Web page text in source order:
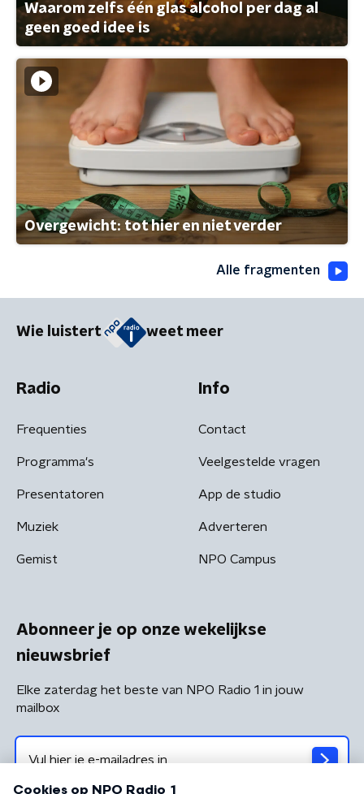
Waarom zelfs één glas alcohol per dag al
geen goed idee is
Overgewicht: tot hier en niet verder
Alle fragmenten
Wie luistert weet meer
Radio
Frequenties
Programma's
Presentatoren
Muziek
Gemist
Info
Contact
Veelgestelde vragen
App de studio
Adverteren
NPO Campus
Abonneer je op onze wekelijkse
nieuwsbrief
Elke zaterdag het beste van NPO Radio 1 in jouw
mailbox